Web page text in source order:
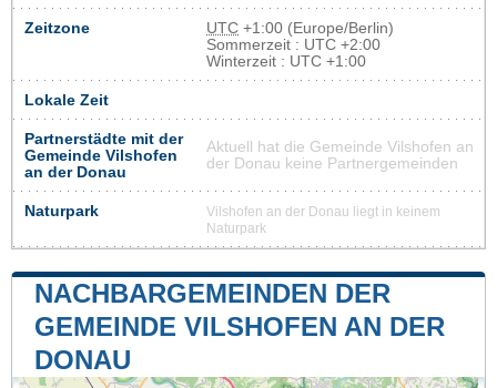
Zeitzone UTC +1:00 (Europe/Berlin)
Sommerzeit : UTC +2:00
Winterzeit : UTC +1:00
Lokale Zeit
Partnerstädte mit der
Gemeinde Vilshofen
an der Donau
Aktuell hat die Gemeinde Vilshofen an
der Donau keine Partnergemeinden
Naturpark
Vilshofen an der Donau liegt in keinem
Naturpark
NACHBARGEMEINDEN DER
GEMEINDE VILSHOFEN AN DER
DONAU